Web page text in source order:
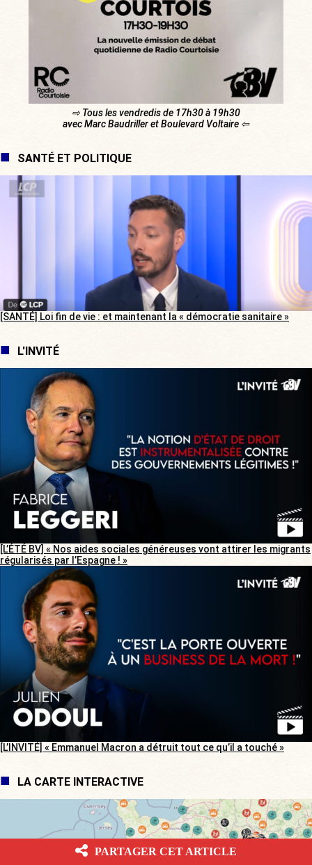
SANTÉ ET POLITIQUE
[SANTÉ] Loi fin de vie : et maintenant la « démocratie sanitaire »
L'INVITÉ
[L’ÉTÉ BV] « Nos aides sociales généreuses vont attirer les migrants
régularisés par l’Espagne ! »
LA CARTE INTERACTIVE
PARTAGER CET ARTICLE